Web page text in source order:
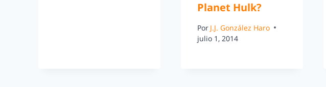
Planet Hulk?
Por J.J. González Haro
julio 1, 2014